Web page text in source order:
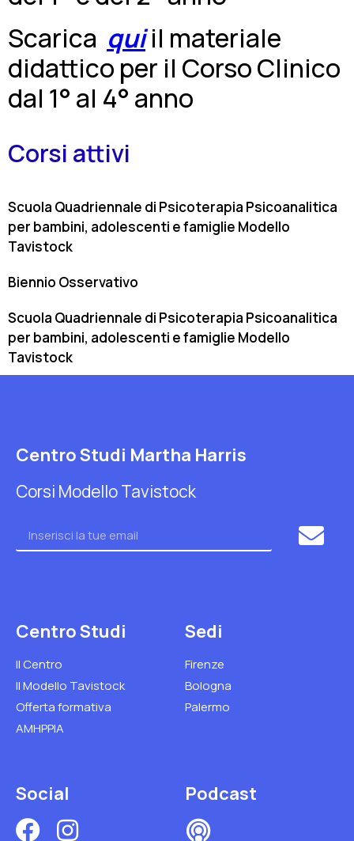
Scarica quiil materiale
didattico per il Corso Clinico
dal 1° al 4° anno
Corsi attivi
Scuola Quadriennale di Psicoterapia Psicoanalitica
per bambini, adolescenti e famiglie Modello
Tavistock
Biennio Osservativo
Scuola Quadriennale di Psicoterapia Psicoanalitica
per bambini, adolescenti e famiglie Modello
Tavistock
Centro Studi Martha Harris
Corsi Modello Tavistock
Centro Studi
Il Centro
Il Modello Tavistock
Offerta formativa
AMHPPIA
Sedi
Firenze
Bologna
Palermo
Social Podcast